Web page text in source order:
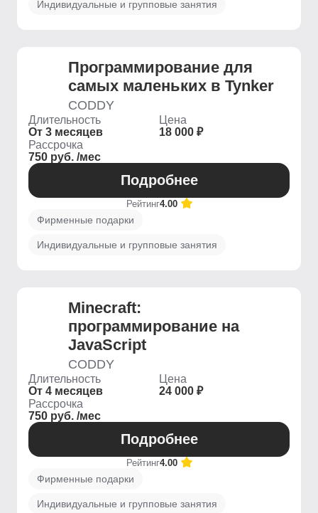
Индивидуальные и групповые занятия
Программирование для
самых маленьких в Tynker
CODDY
Длительность
От 3 месяцев
Цена
18 000 ₽
Рассрочка
750 руб. /мес
Подробнее
Рейтинг4.00
Фирменные подарки
Индивидуальные и групповые занятия
Minecraft:
программирование на
JavaScript
CODDY
Длительность
От 4 месяцев
Цена
24 000 ₽
Рассрочка
750 руб. /мес
Подробнее
Рейтинг4.00
Фирменные подарки
Индивидуальные и групповые занятия